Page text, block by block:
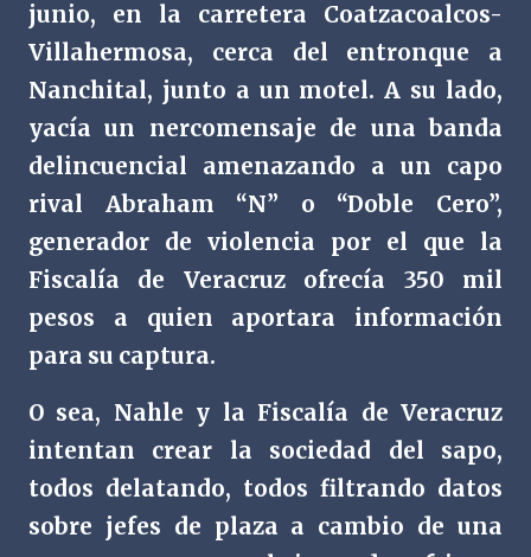
junio, en la carretera Coatzacoalcos-
Villahermosa, cerca del entronque a
Nanchital, junto a un motel. A su lado,
yacía un nercomensaje de una banda
delincuencial amenazando a un capo
rival Abraham “N” o “Doble Cero”,
generador de violencia por el que la
Fiscalía de Veracruz ofrecía 350 mil
pesos a quien aportara información
para su captura.
O sea, Nahle y la Fiscalía de Veracruz
intentan crear la sociedad del sapo,
todos delatando, todos filtrando datos
sobre jefes de plaza a cambio de una